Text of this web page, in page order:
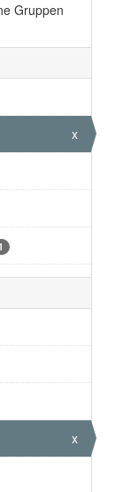
Gruppen
x
x